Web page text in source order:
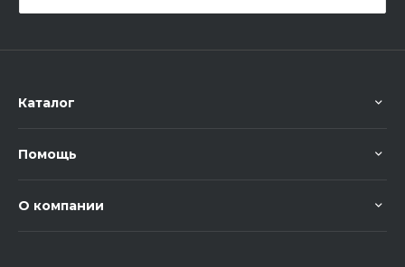
Каталог
Помощь
О компании